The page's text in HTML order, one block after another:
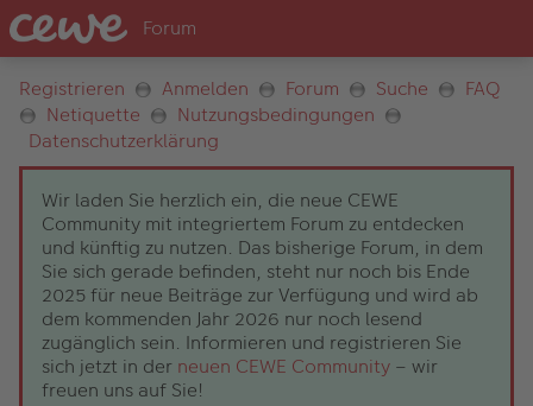
Registrieren Anmelden Forum Suche
FAQ
Netiquette
Nutzungsbedingungen
Datenschutzerklärung
Wir laden Sie herzlich ein, die neue CEWE
Community mit integriertem Forum zu entdecken
und künftig zu nutzen. Das bisherige Forum, in dem
Sie sich gerade befinden, steht nur noch bis Ende
2025 für neue Beiträge zur Verfügung und wird ab
dem kommenden Jahr 2026 nur noch lesend
zugänglich sein. Informieren und registrieren Sie
sich jetzt in der neuen CEWE Community – wir
freuen uns auf Sie!